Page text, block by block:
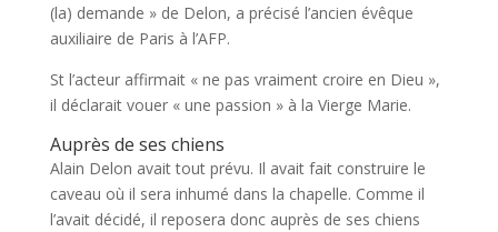
(la) demande » de Delon, a précisé l’ancien évêque
auxiliaire de Paris à l’AFP.
St l’acteur affirmait « ne pas vraiment croire en Dieu »,
il déclarait vouer « une passion » à la Vierge Marie.
Auprès de ses chiens
Alain Delon avait tout prévu. Il avait fait construire le
caveau où il sera inhumé dans la chapelle. Comme il
l’avait décidé, il reposera donc auprès de ses chiens